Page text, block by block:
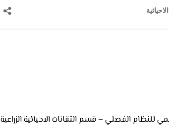
للنظام الفصلي – قسم التقانات الاحيائية الزراعية